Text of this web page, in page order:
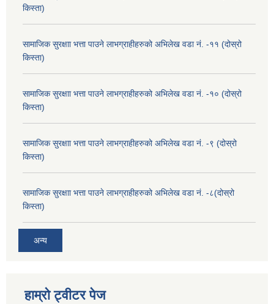
किस्ता)
सामाजिक सुरक्षाा भत्ता पाउने लाभग्राहीहरुको अभिलेख वडा नं. -११ (दोस्रो
किस्ता)
सामाजिक सुरक्षाा भत्ता पाउने लाभग्राहीहरुको अभिलेख वडा नं. -१० (दोस्रो
किस्ता)
सामाजिक सुरक्षाा भत्ता पाउने लाभग्राहीहरुको अभिलेख वडा नं. -९ (दोस्रो
किस्ता)
सामाजिक सुरक्षाा भत्ता पाउने लाभग्राहीहरुको अभिलेख वडा नं. -८(दोस्रो
किस्ता)
अन्य
हाम्रो ट्वीटर पेज